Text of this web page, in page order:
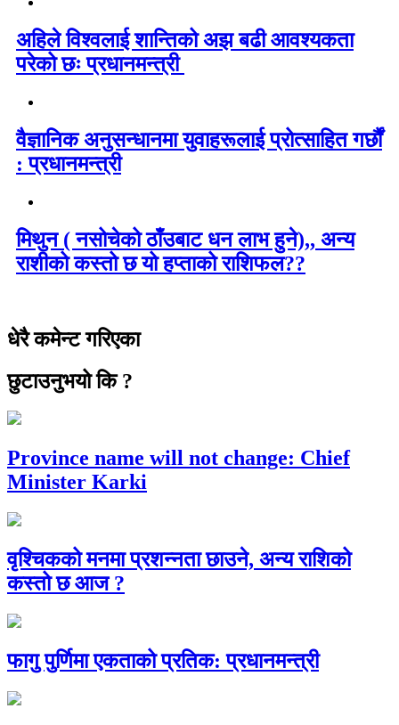
अहिले विश्वलाई शान्तिको अझ बढी आवश्यकता
परेको छः प्रधानमन्त्री
वैज्ञानिक अनुसन्धानमा युवाहरूलाई प्रोत्साहित गर्छौं
: प्रधानमन्त्री
मिथुन ( नसोचेको ठाँउबाट धन लाभ हुने),, अन्य
राशीको कस्तो छ यो हप्ताको राशिफल??
धेरै कमेन्ट गरिएका
छुटाउनुभयो कि ?
Province name will not change: Chief
Minister Karki
वृश्चिकको मनमा प्रशन्नता छाउने, अन्य राशिको
कस्तो छ आज ?
फागु पुर्णिमा एकताको प्रतिक: प्रधानमन्त्री